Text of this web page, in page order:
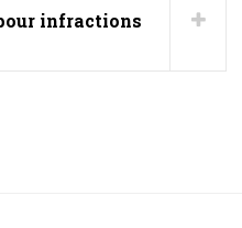
infractions